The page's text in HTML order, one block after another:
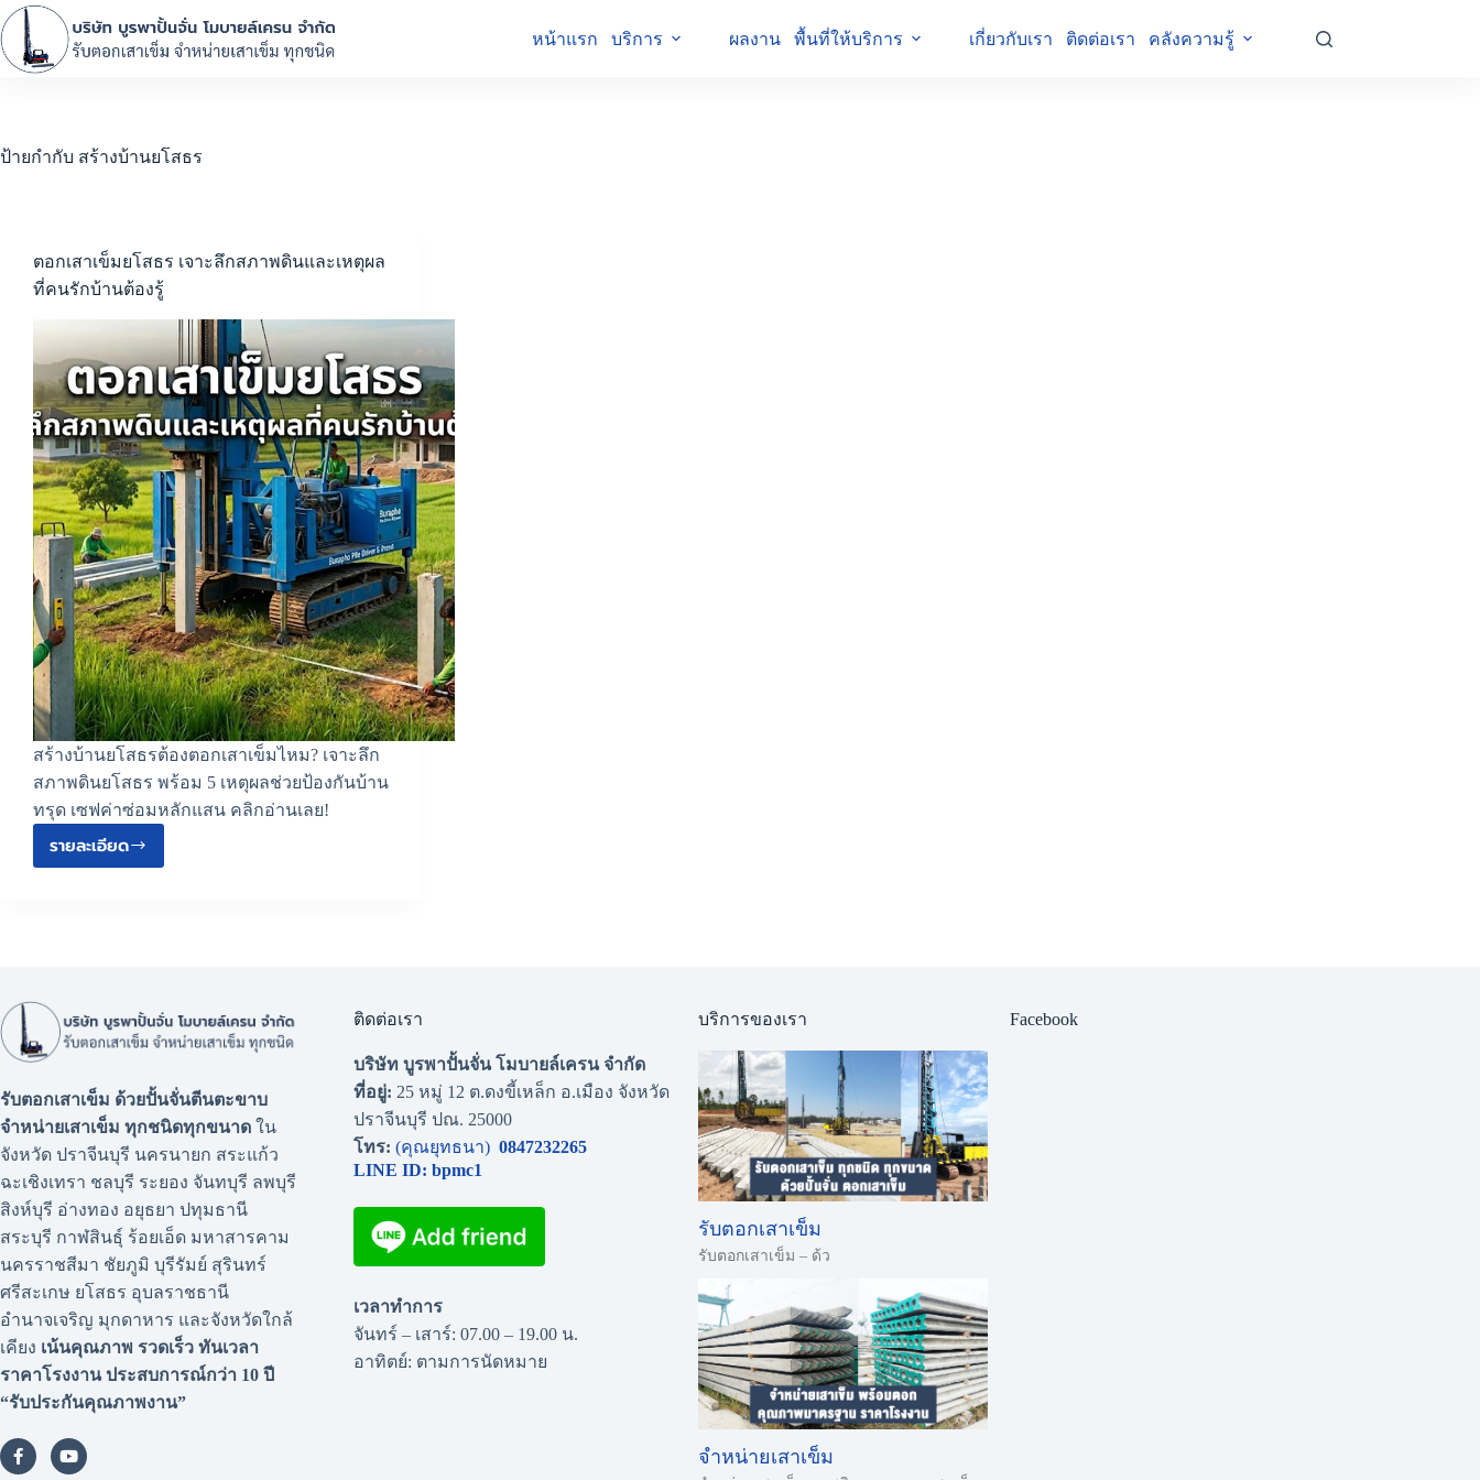
หน้าแรก บริการ ผลงาน พื้นที่ให้บริการ เกี่ยวกับเรา ติดต่อเรา คลังความรู้
ป้ายกำกับ สร้างบ้านยโสธร
ตอกเสาเข็มยโสธร เจาะลึกสภาพดินและเหตุผล
ที่คนรักบ้านต้องรู้
สร้างบ้านยโสธรต้องตอกเสาเข็มไหม? เจาะลึก
สภาพดินยโสธร พร้อม 5 เหตุผลช่วยป้องกันบ้าน
ทรุด เซฟค่าซ่อมหลักแสน คลิกอ่านเลย!
รายละเอียด
รับตอกเสาเข็ม ด้วยปั้นจั่นตีนตะขาบ
จำหน่ายเสาเข็ม ทุกชนิดทุกขนาด ใน
จังหวัด ปราจีนบุรี นครนายก สระแก้ว
ฉะเชิงเทรา ชลบุรี ระยอง จันทบุรี ลพบุรี
สิงห์บุรี อ่างทอง อยุธยา ปทุมธานี
สระบุรี กาฬสินธุ์ ร้อยเอ็ด มหาสารคาม
นครราชสีมา ชัยภูมิ บุรีรัมย์ สุรินทร์
ศรีสะเกษ ยโสธร อุบลราชธานี
อำนาจเจริญ มุกดาหาร และจังหวัดใกล้
เคียง เน้นคุณภาพ รวดเร็ว ทันเวลา
ราคาโรงงาน ประสบการณ์กว่า 10 ปี
“รับประกันคุณภาพงาน”
ติดต่อเรา
บริษัท บูรพาปั้นจั่น โมบายล์เครน จำกัด
ที่อยู่: 25 หมู่ 12 ต.ดงขี้เหล็ก อ.เมือง จังหวัด
ปราจีนบุรี ปณ. 25000
โทร:(คุณยุทธนา) 0847232265
LINE ID: bpmc1
เวลาทำการ
จันทร์ – เสาร์: 07.00 – 19.00 น.
อาทิตย์: ตามการนัดหมาย
บริการของเรา
รับตอกเสาเข็ม
รับตอกเสาเข็ม – ด้ว
จำหน่ายเสาเข็ม
Facebook